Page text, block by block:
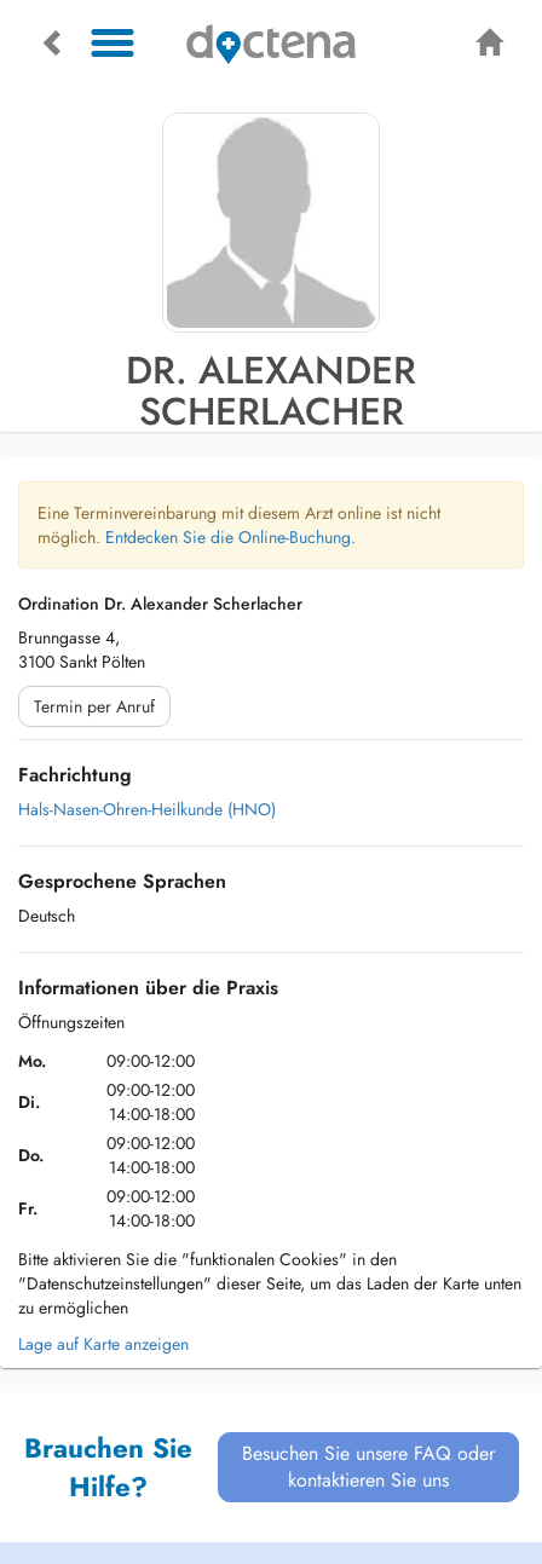
DR. ALEXANDER
SCHERLACHER
Eine Terminvereinbarung mit diesem Arzt online ist nicht
möglich. Entdecken Sie die Online-Buchung.
Ordination Dr. Alexander Scherlacher
Brunngasse 4,
3100 Sankt Pölten
Termin per Anruf
Fachrichtung
Hals-Nasen-Ohren-Heilkunde (HNO)
Gesprochene Sprachen
Deutsch
Informationen über die Praxis
Öffnungszeiten
Mo.
09:00-12:00
Di.
09:00-12:00
14:00-18:00
Do.
09:00-12:00
14:00-18:00
Fr.
09:00-12:00
14:00-18:00
Bitte aktivieren Sie die "funktionalen Cookies" in den
"Datenschutzeinstellungen" dieser Seite, um das Laden der Karte unten
zu ermöglichen
Lage auf Karte anzeigen
Brauchen Sie
Hilfe?
Besuchen Sie unsere FAQ oder
kontaktieren Sie uns